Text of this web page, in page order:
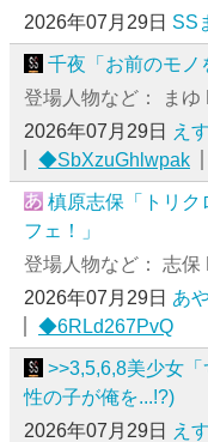
2026年07月29日 SS
千夜「お前のモノ
登場人物など： まゆ
2026年07月29日
え
◆SbXzuGhlwpak
槙原志保「トリク
フェ！」
登場人物など： 志保
2026年07月29日 あ
◆6RLd267PvQ
>>3,5,6,8美少女
性の子が俺を...!?)
2026年07月29日
え